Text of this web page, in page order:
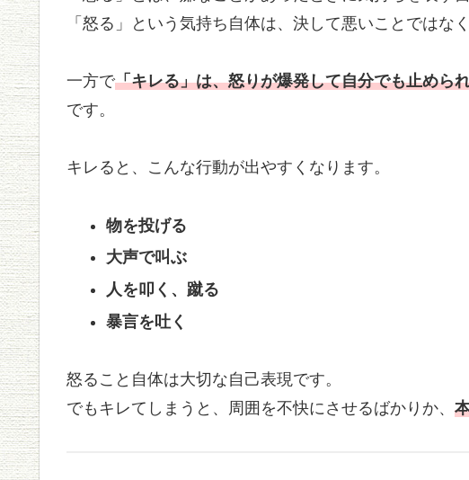
「怒る」という気持ち自体は、決して悪いことではな
一方で「キレる」は、怒りが爆発して自分でも止めら
です。
キレると、こんな行動が出やすくなります。
物を投げる
大声で叫ぶ
人を叩く、蹴る
暴言を吐く
怒ること自体は大切な自己表現です。
でもキレてしまうと、周囲を不快にさせるばかりか、